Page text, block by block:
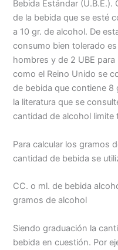
Bebida Estándar (U.B.E.).
de la bebida que se esté
a 10 gr. de alcohol. De
consumo bien tolerado
hombres y de 2 UBE
como el Reino Unido se
de bebida que contiene 8
la literatura que se
cantidad de alcohol limite
Para calcular los gramos
cantidad de bebida se
CC. o ml. de bebida
gramos de alcohol
Siendo graduación la
bebida en cuestión. Por